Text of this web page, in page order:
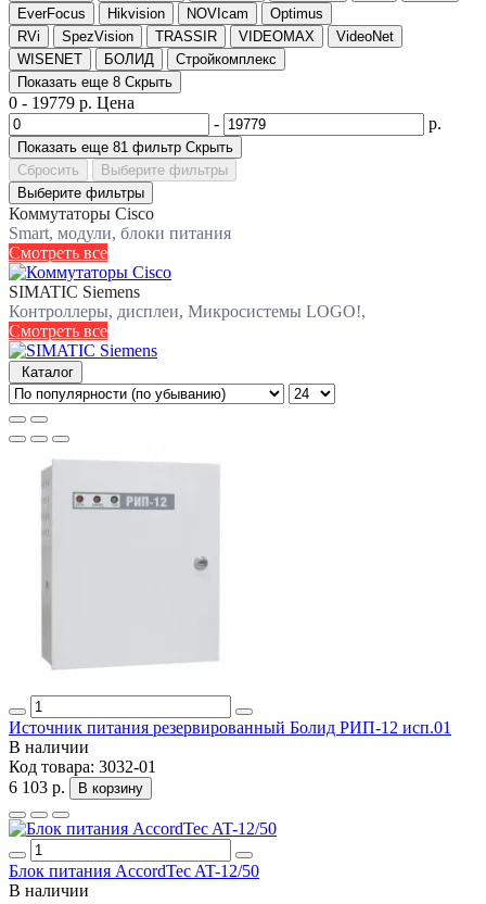
EverFocus
Hikvision NOVIcam
Optimus
RVi
SpezVision TRASSIR VIDEOMAX
VideoNet
WISENET
БОЛИД
Стройкомплекс
Показать еще 8 Скрыть
0 - 19779 р. Цена
-
р.
Показать еще 81 фильтр Скрыть
Сбросить
Выберите фильтры
Выберите фильтры
Коммутаторы Cisco
Smart, модули, блоки питания
Смотреть все
SIMATIC Siemens
Контроллеры, дисплеи, Микросистемы LOGO!,
Смотреть все
Каталог
Источник питания резервированный Болид РИП-12 исп.01
В наличии
Код товара: 3032-01
6 103 р.
В корзину
Блок питания AccordTec AT-12/50
В наличии